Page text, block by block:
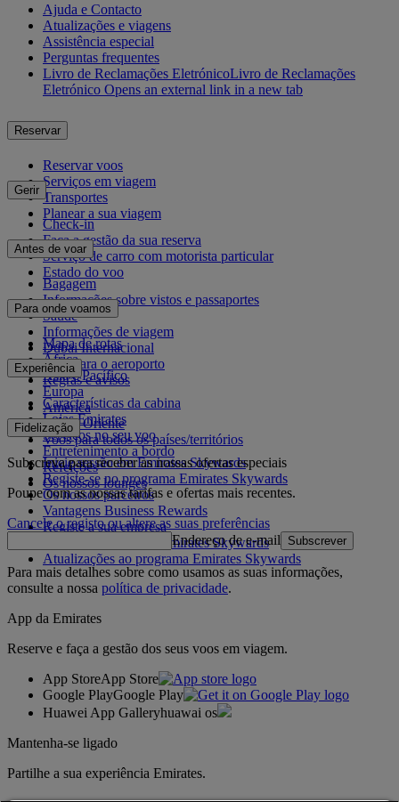
Ajuda e Contacto
Atualizações e viagens
Assistência especial
Perguntas frequentes
Livro de Reclamações EletrónicoLivro de Reclamações
Eletrónico Opens an external link in a new tab
Reservar
Reservar voos
Serviços em viagem
Transportes
Planear a sua viagem
Gerir
Check-in
Faça a gestão da sua reserva
Serviço de carro com motorista particular
Estado do voo
Antes de voar
Bagagem
Informações sobre vistos e passaportes
Saúde
Informações de viagem
Dubai Internacional
De e para o aeroporto
Regras e avisos
Para onde voamos
Mapa de rotas
África
Ásia e Pacífico
Europa
América
Médio Oriente
Voos para todos os países/territórios
Experiência
Características da cabina
Lojas Emirates
Serviços no seu voo
Entretenimento a bordo
Refeições
Os nossos lounges
Fidelização
Inicie sessão em Emirates Skywards
Registe-se no programa Emirates Skywards
Os nossos parceiros
Vantagens Business Rewards
Registe a sua empresa
Regras do programa Emirates Skywards
Atualizações ao programa Emirates Skywards
Subscreva para receber as nossas ofertas especiais
Poupe com as nossas tarifas e ofertas mais recentes.
Cancele o registo ou altere as suas preferências
Endereço de e-mail
Subscrever
Para mais detalhes sobre como usamos as suas informações,
consulte a nossa política de privacidade.
App da Emirates
Reserve e faça a gestão dos seus voos em viagem.
App StoreApp Store
Google PlayGoogle Play
Huawei App Galleryhuawai os
Mantenha-se ligado
Partilhe a sua experiência Emirates.